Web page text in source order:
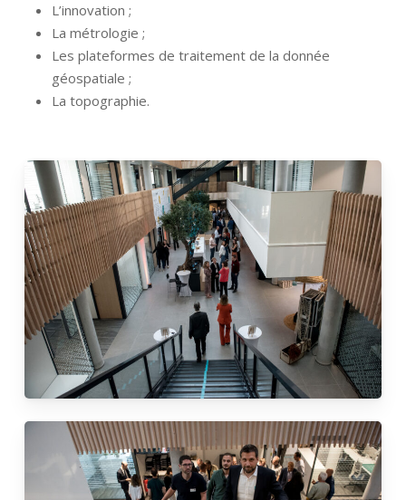
L’innovation ;
La métrologie ;
Les plateformes de traitement de la donnée
géospatiale ;
La topographie.